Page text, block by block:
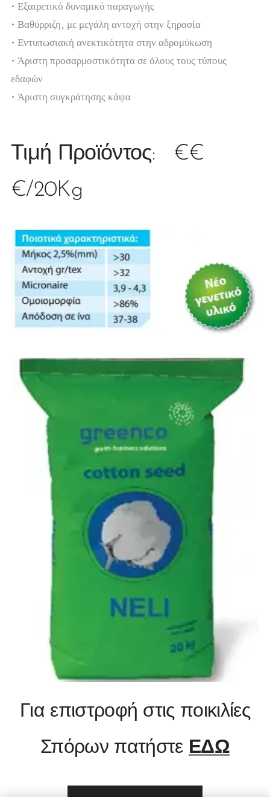
• Εξαιρετικό δυναμικό παραγωγής
• Βαθύρριζη, με μεγάλη αντοχή στην ξηρασία
• Εντυπωσιακή ανεκτικότητα στην αδρομύκωση
• Άριστη προσαρμοστικότητα σε όλους τους τύπους
εδαφών
• Άριστη συγκράτησης κάψα
Τιμή Προϊόντος: €€
€/20Kg
Για επιστροφή στις ποικιλίες
Σπόρων πατήστε ΕΔΩ